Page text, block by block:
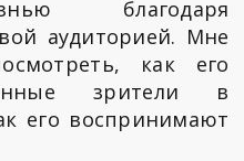
благодаря
аудиторией. Мне
как его
зрители в
его воспринимают